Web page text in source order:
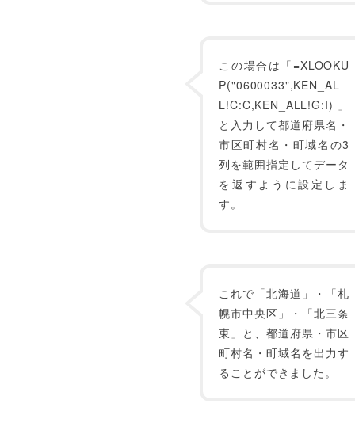
この場合は「=XLOOKU
P("0600033",KEN_AL
L!C:C,KEN_ALL!G:I)」
と入力して都道府県名・
市区町村名・町域名の3
列を範囲指定してデータ
を返すように設定しま
す。
これで「北海道」・「札
幌市中央区」・「北三条
東」と、都道府県・市区
町村名・町域名を出力す
ることができました。